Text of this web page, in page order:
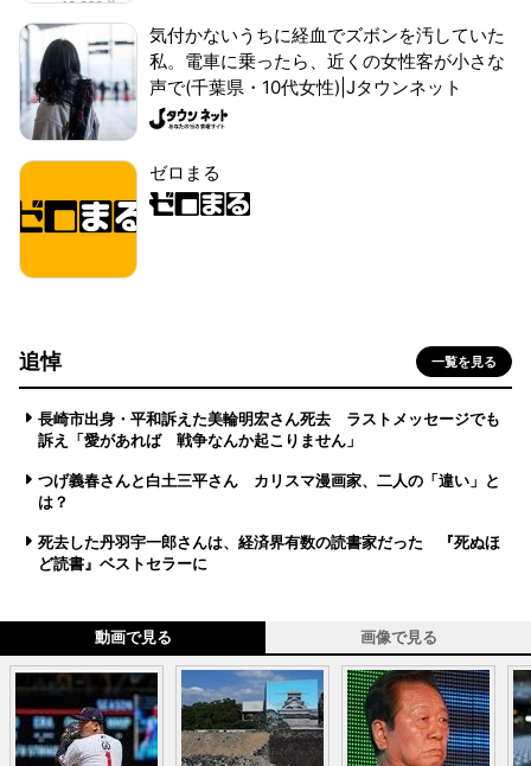
気付かないうちに経血でズボンを汚していた
私。電車に乗ったら、近くの女性客が小さな
声で(千葉県・10代女性)|Jタウンネット
ゼロまる
追悼 一覧を見る
長崎市出身・平和訴えた美輪明宏さん死去 ラストメッセージでも
訴え「愛があれば 戦争なんか起こりません」
つげ義春さんと白土三平さん カリスマ漫画家、二人の「違い」と
は？
死去した丹羽宇一郎さんは、経済界有数の読書家だった 『死ぬほ
ど読書』ベストセラーに
動画で見る 画像で見る